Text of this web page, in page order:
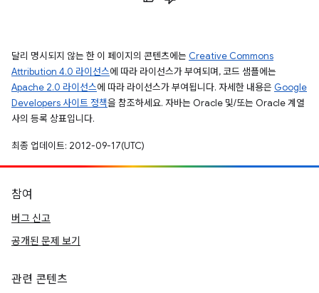
달리 명시되지 않는 한 이 페이지의 콘텐츠에는 Creative Commons
Attribution 4.0 라이선스에 따라 라이선스가 부여되며, 코드 샘플에는
Apache 2.0 라이선스에 따라 라이선스가 부여됩니다. 자세한 내용은 Google
Developers 사이트 정책을 참조하세요. 자바는 Oracle 및/또는 Oracle 계열
사의 등록 상표입니다.
최종 업데이트: 2012-09-17(UTC)
참여
버그 신고
공개된 문제 보기
관련 콘텐츠